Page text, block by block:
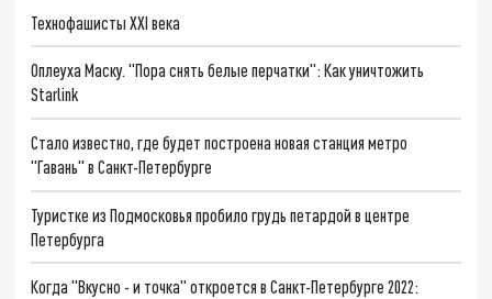
Технофашисты XXI века
Оплеуха Маску. "Пора снять белые перчатки": Как уничтожить
Starlink
Стало известно, где будет построена новая станция метро
"Гавань" в Санкт-Петербурге
Туристке из Подмосковья пробило грудь петардой в центре
Петербурга
Когда "Вкусно - и точка" откроется в Санкт-Петербурге 2022: